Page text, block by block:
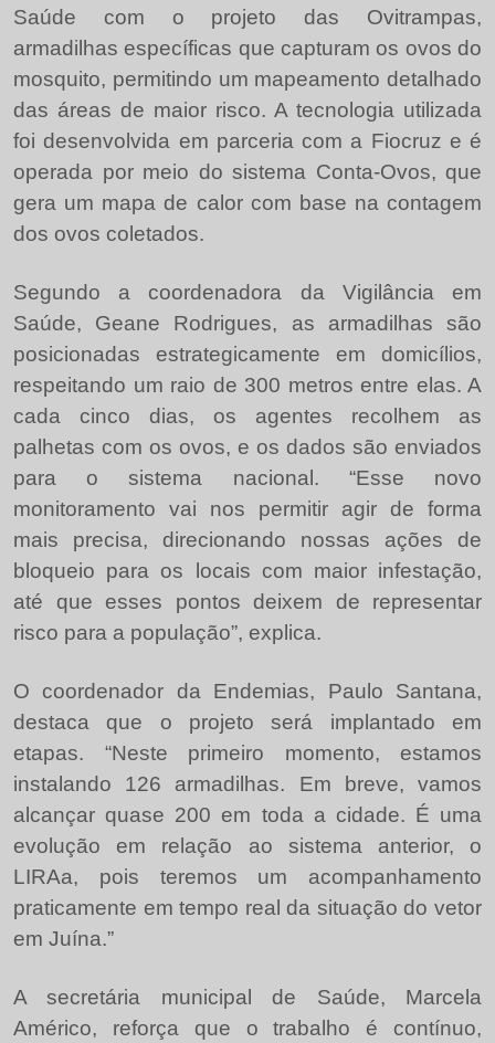
Saúde com o projeto das Ovitrampas,
armadilhas específicas que capturam os ovos do
mosquito, permitindo um mapeamento detalhado
das áreas de maior risco. A tecnologia utilizada
foi desenvolvida em parceria com a Fiocruz e é
operada por meio do sistema Conta-Ovos, que
gera um mapa de calor com base na contagem
dos ovos coletados.
Segundo a coordenadora da Vigilância em
Saúde, Geane Rodrigues, as armadilhas são
posicionadas estrategicamente em domicílios,
respeitando um raio de 300 metros entre elas. A
cada cinco dias, os agentes recolhem as
palhetas com os ovos, e os dados são enviados
para o sistema nacional. “Esse novo
monitoramento vai nos permitir agir de forma
mais precisa, direcionando nossas ações de
bloqueio para os locais com maior infestação,
até que esses pontos deixem de representar
risco para a população”, explica.
O coordenador da Endemias, Paulo Santana,
destaca que o projeto será implantado em
etapas. “Neste primeiro momento, estamos
instalando 126 armadilhas. Em breve, vamos
alcançar quase 200 em toda a cidade. É uma
evolução em relação ao sistema anterior, o
LIRAa, pois teremos um acompanhamento
praticamente em tempo real da situação do vetor
em Juína.”
A secretária municipal de Saúde, Marcela
Américo, reforça que o trabalho é contínuo,